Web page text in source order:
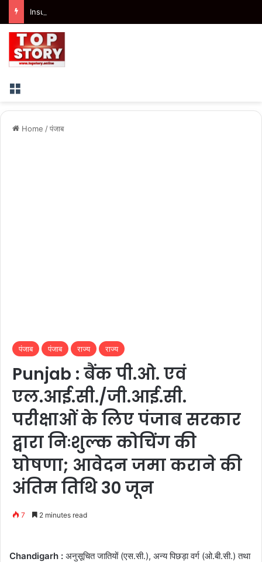
Menu
Home /पंजाब
पंजाब पंजाब राज्य राज्य
Punjab : बैंक पी.ओ. एवं
एल.आई.सी./जी.आई.सी.
परीक्षाओं के लिए पंजाब सरकार
द्वारा निःशुल्क कोचिंग की
घोषणा; आवेदन जमा कराने की
अंतिम तिथि 30 जून
7 2 minutes read
Chandigarh : अनुसूचित जातियों (एस.सी.), अन्य पिछड़ा वर्ग (ओ.बी.सी.) तथा